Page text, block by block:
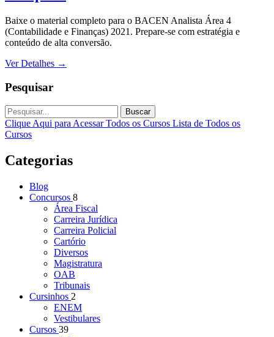
Baixe o material completo para o BACEN Analista Área 4
(Contabilidade e Finanças) 2021. Prepare-se com estratégia e
conteúdo de alta conversão.
Ver Detalhes →
Pesquisar
Buscar
Clique Aqui para Acessar Todos os Cursos Lista de Todos os
Cursos
Categorias
Blog
Concursos 8
Área Fiscal
Carreira Jurídica
Carreira Policial
Cartório
Diversos
Magistratura
OAB
Tribunais
Cursinhos 2
ENEM
Vestibulares
Cursos 39